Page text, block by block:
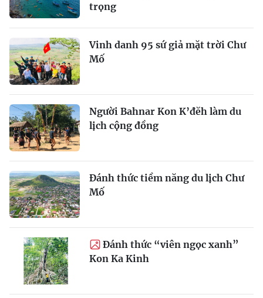
trọng
Vinh danh 95 sứ giả mặt trời Chư
Mố
Người Bahnar Kon K’đĕh làm du
lịch cộng đồng
Đánh thức tiềm năng du lịch Chư
Mố
Đánh thức “viên ngọc xanh”
Kon Ka Kinh